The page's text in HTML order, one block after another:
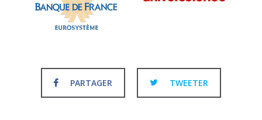
PARTAGER TWEETER